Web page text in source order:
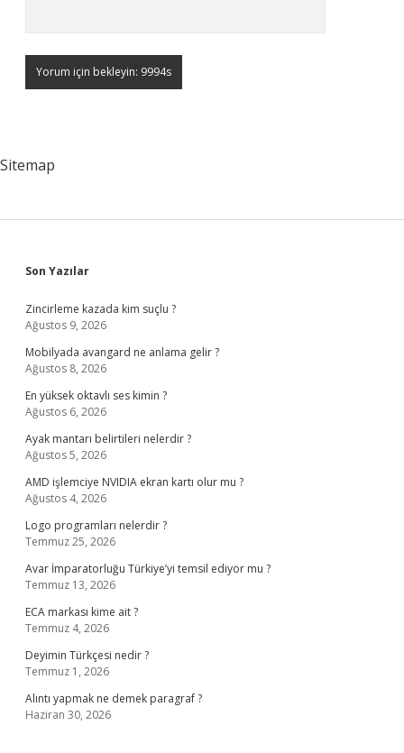
Sitemap
Sidebar
Son Yazılar
Zincirleme kazada kim suçlu ?
Ağustos 9, 2026
Mobilyada avangard ne anlama gelir ?
Ağustos 8, 2026
En yüksek oktavlı ses kimin ?
Ağustos 6, 2026
Ayak mantarı belirtileri nelerdir ?
Ağustos 5, 2026
AMD işlemciye NVIDIA ekran kartı olur mu ?
Ağustos 4, 2026
Logo programları nelerdir ?
Temmuz 25, 2026
Avar İmparatorluğu Türkiye’yi temsil ediyor mu ?
Temmuz 13, 2026
ECA markası kime ait ?
Temmuz 4, 2026
Deyimin Türkçesi nedir ?
Temmuz 1, 2026
Alıntı yapmak ne demek paragraf ?
Haziran 30, 2026